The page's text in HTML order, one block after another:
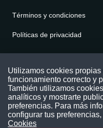
Términos y condiciones
Políticas de privacidad
Puede comunicarse con
nuestras redes sociales o
Siguenos en:
Utilizamos cookies propias
funcionamiento correcto y
También utilizamos
analíticos y mostrarte
preferencias. Para más
configurar tus
Cookies